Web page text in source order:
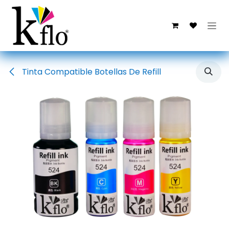
Ir al contenido
Tinta Compatible Botellas De Refill